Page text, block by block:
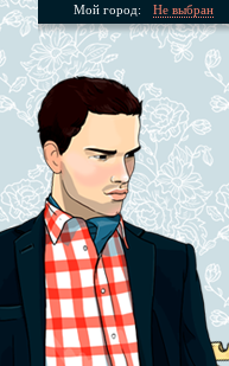
Мой город: Не выбран